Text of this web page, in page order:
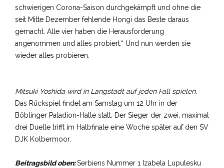
schwierigen Corona-Saison durchgekämpft und ohne die
seit Mitte Dezember fehlende Hongi das Beste daraus
gemacht. Alle vier haben die Herausforderung
angenommen und alles probiert.“ Und nun werden sie
wieder alles probieren.
Mitsuki Yoshida wird in Langstadt auf jeden Fall spielen.
Das Rückspiel findet am Samstag um 12 Uhr in der
Böblinger Paladion-Halle statt. Der Sieger der zwei, maximal
drei Duelle trifft im Halbfinale eine Woche später auf den SV
DJK Kolbermoor.
Beitragsbild oben:Serbiens Nummer 1 Izabela Lupulesku